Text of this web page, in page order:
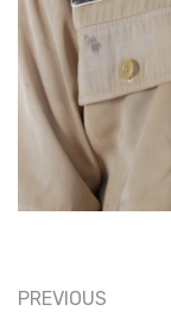
PREVIOUS